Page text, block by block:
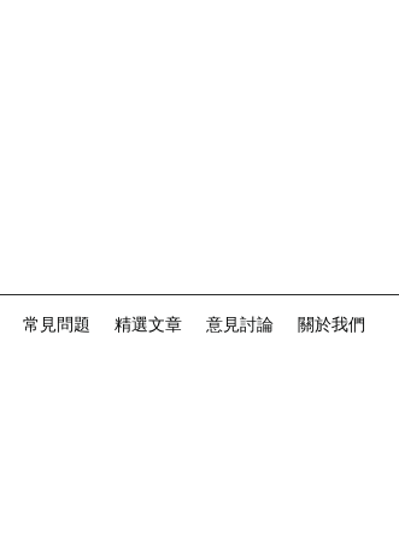
常見問題 精選文章 意見討論 關於我們